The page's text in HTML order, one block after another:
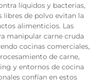
líquidos y bacterias,
libres de polvo evitan la
alimenticios. Las
manipular carne cruda
cocinas comerciales,
de carne,
y entornos de cocina
confían en estos